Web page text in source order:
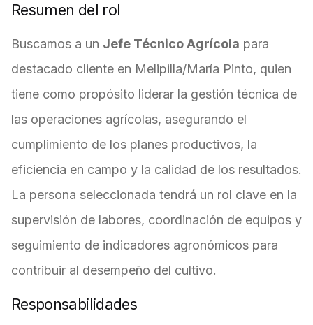
Resumen del rol
Buscamos a un Jefe Técnico Agrícola para
destacado cliente en Melipilla/María Pinto, quien
tiene como propósito liderar la gestión técnica de
las operaciones agrícolas, asegurando el
cumplimiento de los planes productivos, la
eficiencia en campo y la calidad de los resultados.
La persona seleccionada tendrá un rol clave en la
supervisión de labores, coordinación de equipos y
seguimiento de indicadores agronómicos para
contribuir al desempeño del cultivo.
Responsabilidades